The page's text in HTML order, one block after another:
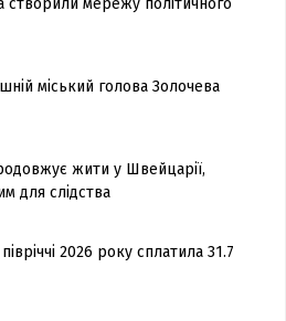
міський голова Золочева
жити у Швейцарії,
для слідства
2026 року сплатила 31.7